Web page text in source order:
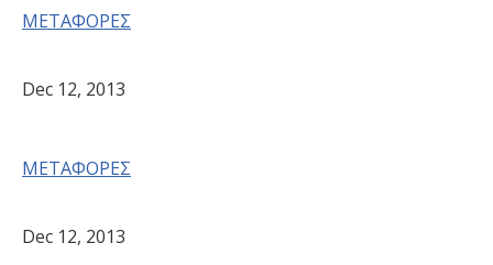
ΜΕΤΑΦΟΡΕΣ
Dec 12, 2013
ΜΕΤΑΦΟΡΕΣ
Dec 12, 2013